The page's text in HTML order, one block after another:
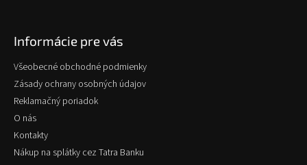
Informácie pre vás
Všeobecné obchodné podmienky
Zásady ochrany osobných údajov
Reklamačný poriadok
O nás
Kontakty
Nákup na splátky cez Tatra Banku